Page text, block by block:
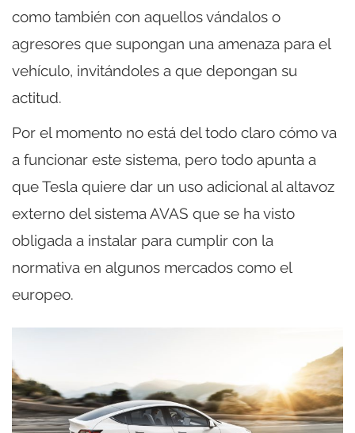
como también con aquellos vándalos o
agresores que supongan una amenaza para el
vehículo, invitándoles a que depongan su
actitud.
Por el momento no está del todo claro cómo va
a funcionar este sistema, pero todo apunta a
que Tesla quiere dar un uso adicional al altavoz
externo del sistema AVAS que se ha visto
obligada a instalar para cumplir con la
normativa en algunos mercados como el
europeo.